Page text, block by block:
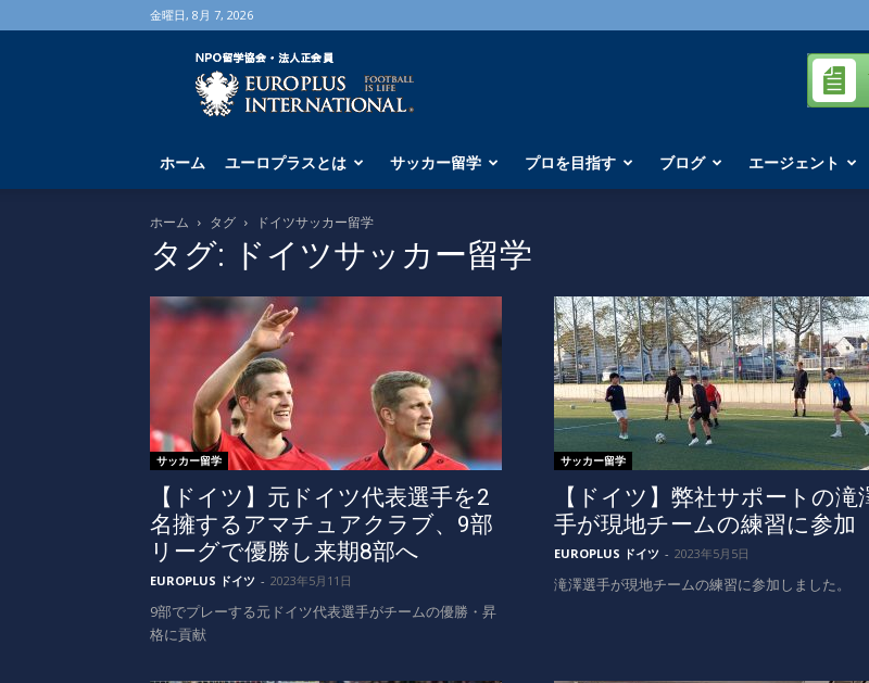
金曜日, 8月 7, 2026
海
外
サ
ー
学
な
ら
ー
プ
ラ
ホーム ユーロプラスとは サッカー留学 プロを目指す ブログ エージェント
ホーム タグ ドイツサッカー留学
タグ: ドイツサッカー留学
サッカー留学
【ドイツ】元ドイツ代表選手を2
名擁するアマチュアクラブ、9部
リーグで優勝し来期8部へ
EUROPLUS ドイツ - 2023年5月11日
9部でプレーする元ドイツ代表選手がチームの優勝・昇
格に貢献
サッカー留学
【ドイツ】弊社サポートの滝
手が現地チームの練習に参加
EUROPLUS ドイツ - 2023年5月5日
滝澤選手が現地チームの練習に参加しました。